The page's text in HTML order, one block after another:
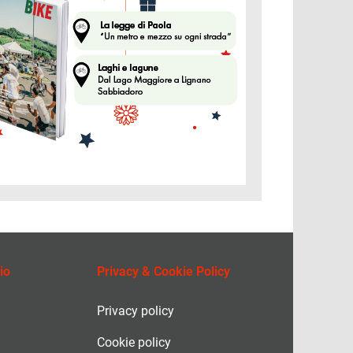
Privacy & Cookie Policy
Privacy policy
Cookie policy